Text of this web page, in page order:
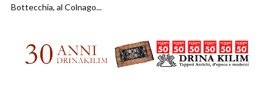
Bottecchia, al Colnago...